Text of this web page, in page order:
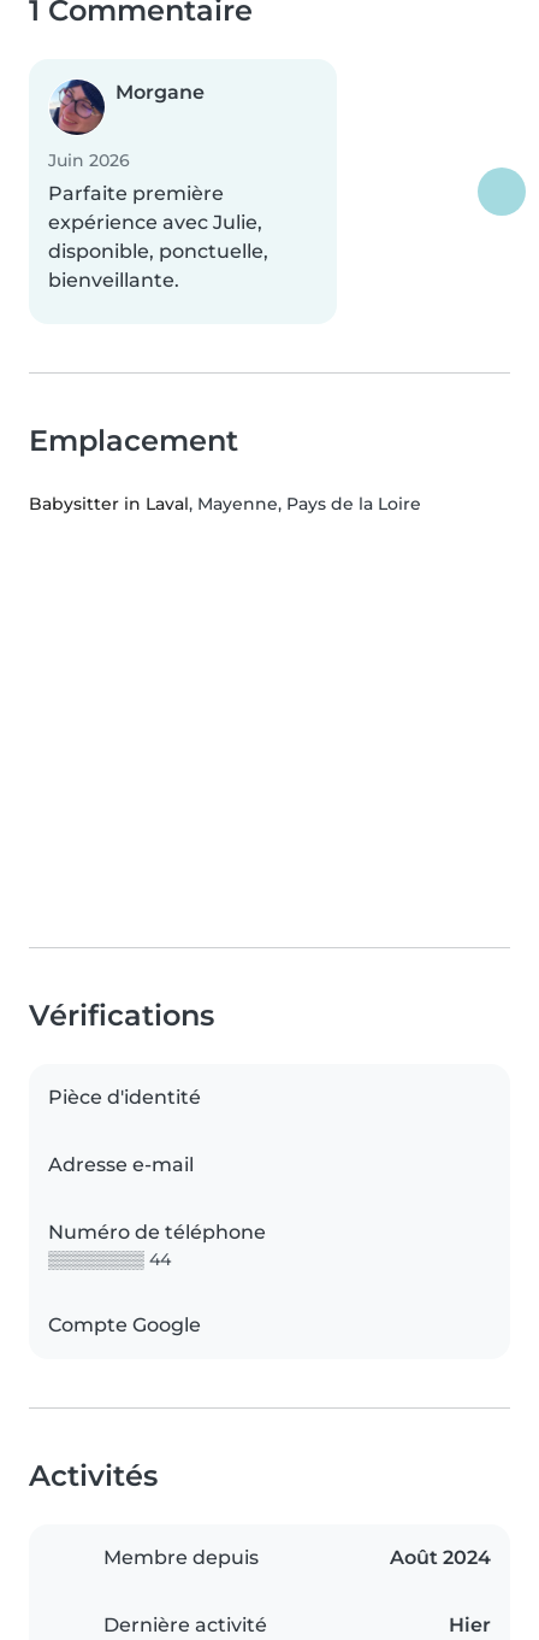
1 Commentaire
Morgane
Juin 2026
Parfaite première
expérience avec Julie,
disponible, ponctuelle,
bienveillante.
Emplacement
Babysitter in Laval, Mayenne, Pays de la Loire
Vérifications
Pièce d'identité
Adresse e-mail
Numéro de téléphone
▒▒▒▒▒▒▒▒ 44
Compte Google
Activités
Membre depuis Août 2024
Dernière activité Hier